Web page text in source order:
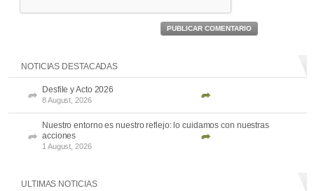
PUBLICAR COMENTARIO
NOTICIAS DESTACADAS
Desfile y Acto 2026
8 August, 2026
Nuestro entorno es nuestro reflejo: lo cuidamos con nuestras
acciones
1 August, 2026
ULTIMAS NOTICIAS